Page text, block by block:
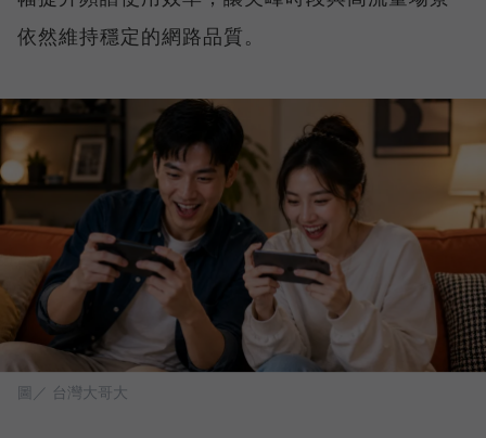
依然維持穩定的網路品質。
圖／ 台灣大哥大